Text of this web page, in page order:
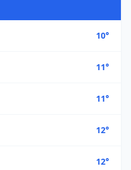
10°
11°
11°
12°
12°